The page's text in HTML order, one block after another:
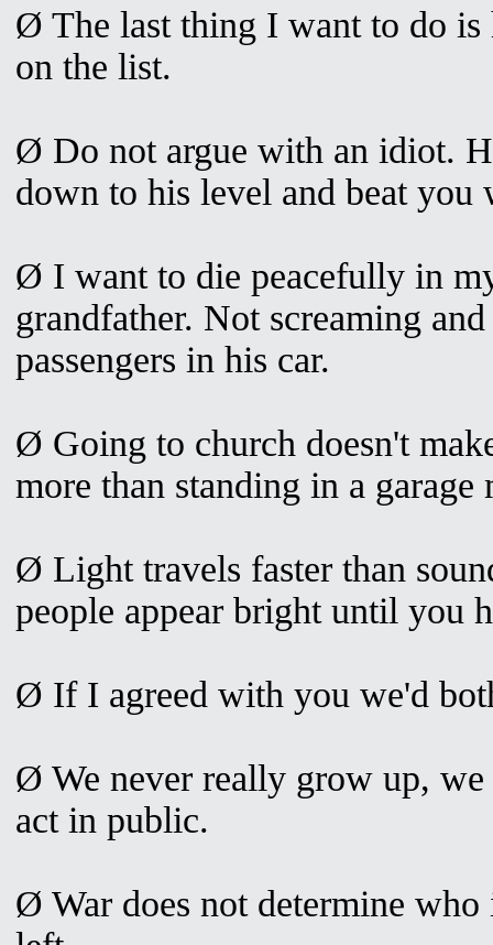
Ø The last thing I want to do
on the list.
Ø Do not argue with an idiot.
down to his level and beat you
Ø I want to die peacefully in
grandfather. Not screaming
passengers in his car.
Ø Going to church doesn't
more than standing in a garage
Ø Light travels faster than
people appear bright until you
Ø If I agreed with you we'd
Ø We never really grow up,
act in public.
Ø War does not determine